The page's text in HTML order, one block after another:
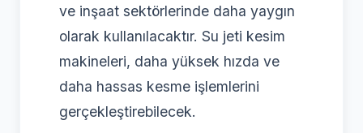
ve inşaat sektörlerinde daha yaygın
olarak kullanılacaktır. Su jeti kesim
makineleri, daha yüksek hızda ve
daha hassas kesme işlemlerini
gerçekleştirebilecek.